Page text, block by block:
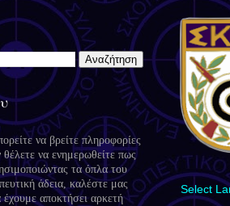
να βρείτε πληροφορίες
να ενημερωθείτε πως
τα όπλα του
άδεια, καλέστε μας
αποκτήσει αρκετή
Select